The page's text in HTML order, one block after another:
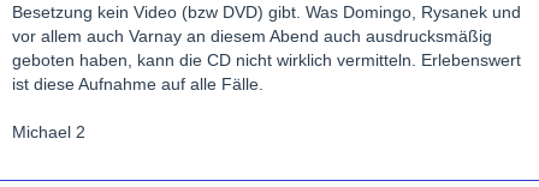
Besetzung kein Video (bzw DVD) gibt. Was Domingo, Rysanek und
vor allem auch Varnay an diesem Abend auch ausdrucksmäßig
geboten haben, kann die CD nicht wirklich vermitteln. Erlebenswert
ist diese Aufnahme auf alle Fälle.
Michael 2